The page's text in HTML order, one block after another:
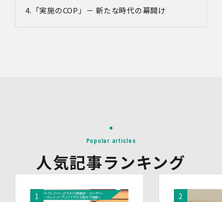
・お問い合わせ対応の品質向上及びお問い合わせ内容等の
正確な把握のため
イベント・セミナーの共催事業者
(2)提供される個人情報の内容
会社名・所属団体等の名称、所属名、役職名等の肩書、氏
セミナーを通じて取得した情報
「実施のCOP 」－ 新たな時代の幕開け
Popular articles
人気記事ランキング